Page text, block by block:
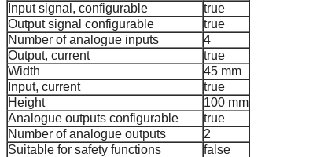
Input signal, configurable
true
Output signal configurable
true
Number of analogue inputs
4
Output, current
true
Width
45 mm
Input, current
true
Height
100 mm
Analogue outputs configurable
true
Number of analogue outputs
2
Suitable for safety functions
false